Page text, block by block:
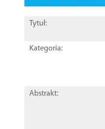
Tytuł:
Kategoria:
Abstrakt: